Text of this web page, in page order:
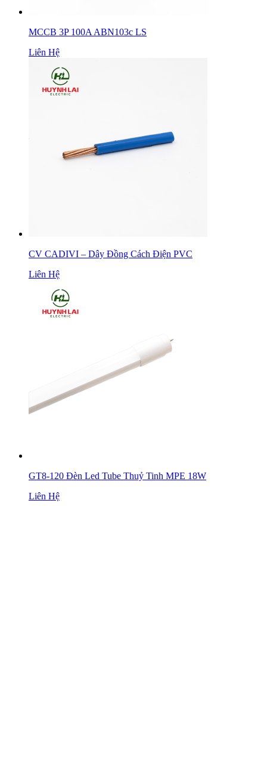
MCCB 3P 100A ABN103c LS
Liên Hệ
CV CADIVI – Dây Đồng Cách Điện PVC
Liên Hệ
GT8-120 Đèn Led Tube Thuỷ Tinh MPE 18W
Liên Hệ